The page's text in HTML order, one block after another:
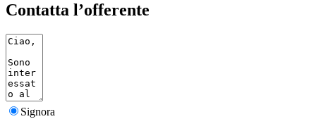
Contatta l’offerente
Signora